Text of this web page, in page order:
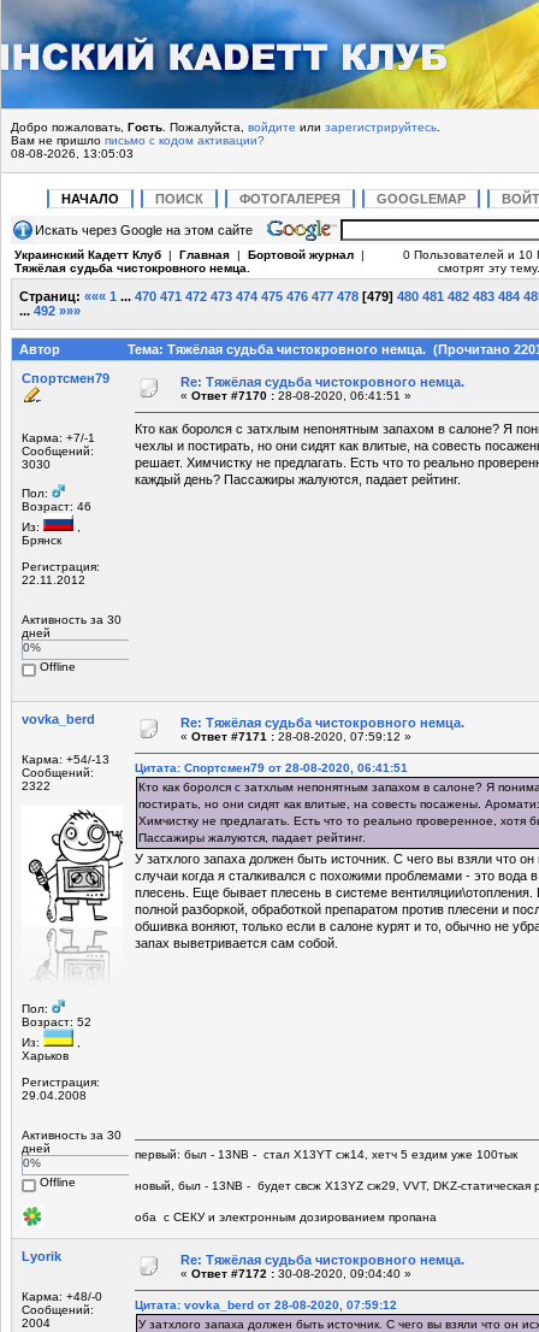
Добро пожаловать, Гость . Пожалуйста, войдите или зарегистрируйтесь
Вам не пришло письмо с кодом активации?
08-08-2026, 13:05:03
НАЧАЛО ПОИСК ФОТОГАЛЕРЕЯ GOOGLEMAP
Искать через Google на этом сайте
Украинский Кадетт Клуб | Главная | Бортовой журнал |
Тяжёлая судьба чистокровного немца.
0 Пользователей и 10
смотрят эту тему.
Страниц: ««« 1 ... 470 471 472 473 474 475 476 477 478 [479] 480 481 482 483 484
... 492 »»»
Автор
Тема: Тяжёлая судьба чистокровного немца. (Прочитано
Спортсмен79
Карма: +7/-1
Сообщений:
3030
Пол:
Возраст: 46
Из:
Брянск
Регистрация:
22.11.2012
Активность за 30
дней
0%
Offline
Re: Тяжёлая судьба чистокровного немца.
« Ответ #7170 : 28-08-2020, 06:41:51 »
Кто как боролся с затхлым непонятным запахом в салоне? Я
чехлы и постирать, но они сидят как влитые, на совесть
решает. Химчистку не предлагать. Есть что то реально
каждый день? Пассажиры жалуются, падает рейтинг.
vovka_berd
Карма: +54/-13
Сообщений:
2322
Пол:
Возраст: 52
Из:
Харьков
Регистрация:
29.04.2008
Активность за 30
дней
0%
Offline
Re: Тяжёлая судьба чистокровного немца.
« Ответ #7171 : 28-08-2020, 07:59:12 »
Цитата: Спортсмен79 от 28-08-2020, 06:41:51
Кто как боролся с затхлым непонятным запахом в салоне? Я
постирать, но они сидят как влитые, на совесть посажены.
Химчистку не предлагать. Есть что то реально проверенное, хотя
Пассажиры жалуются, падает рейтинг.
У затхлого запаха должен быть источник. С чего вы взяли что
случаи когда я сталкивался с похожими проблемами - это вода
плесень. Еще бывает плесень в системе вентиляции\отопления.
полной разборкой, обработкой препаратом против плесени и
обшивка воняют, только если в салоне курят и то, обычно не
запах выветривается сам собой.
первый: был - 13NB - стал Х13YT сж14, хетч 5 ездим уже 100тык
новый, был - 13NB - будет свсж Х13YZ сж29, VVT, DKZ-статическая
оба с СЕКУ и электронным дозированием пропана
Lyorik
Карма: +48/-0
Сообщений:
2004
Re: Тяжёлая судьба чистокровного немца.
« Ответ #7172 : 30-08-2020, 09:04:40 »
Цитата: vovka_berd от 28-08-2020, 07:59:12
У затхлого запаха должен быть источник. С чего вы взяли что он